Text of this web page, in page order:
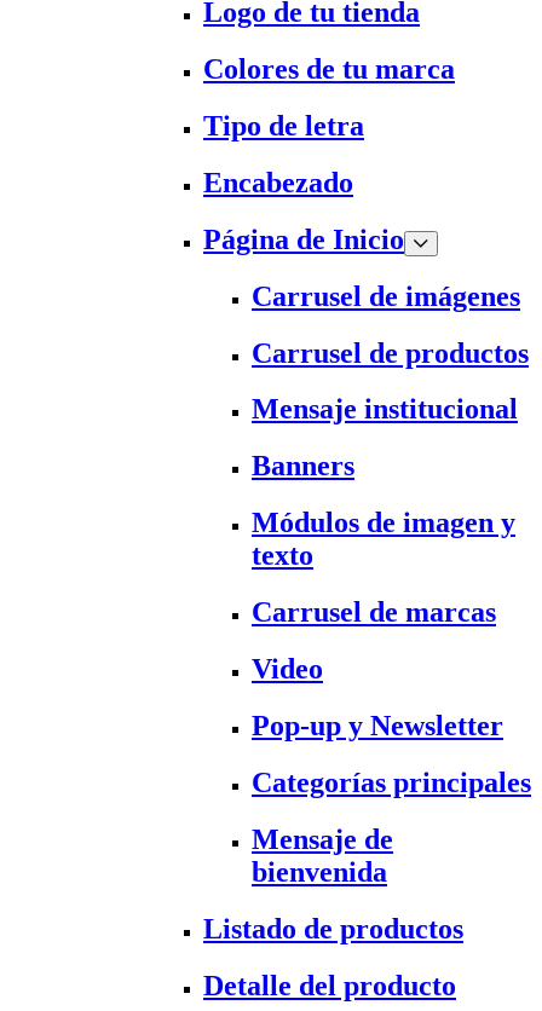
Logo de tu tienda
Colores de tu marca
Tipo de letra
Encabezado
Página de Inicio
Carrusel de imágenes
Carrusel de productos
Mensaje institucional
Banners
Módulos de imagen y
texto
Carrusel de marcas
Video
Pop-up y Newsletter
Categorías principales
Mensaje de
bienvenida
Listado de productos
Detalle del producto